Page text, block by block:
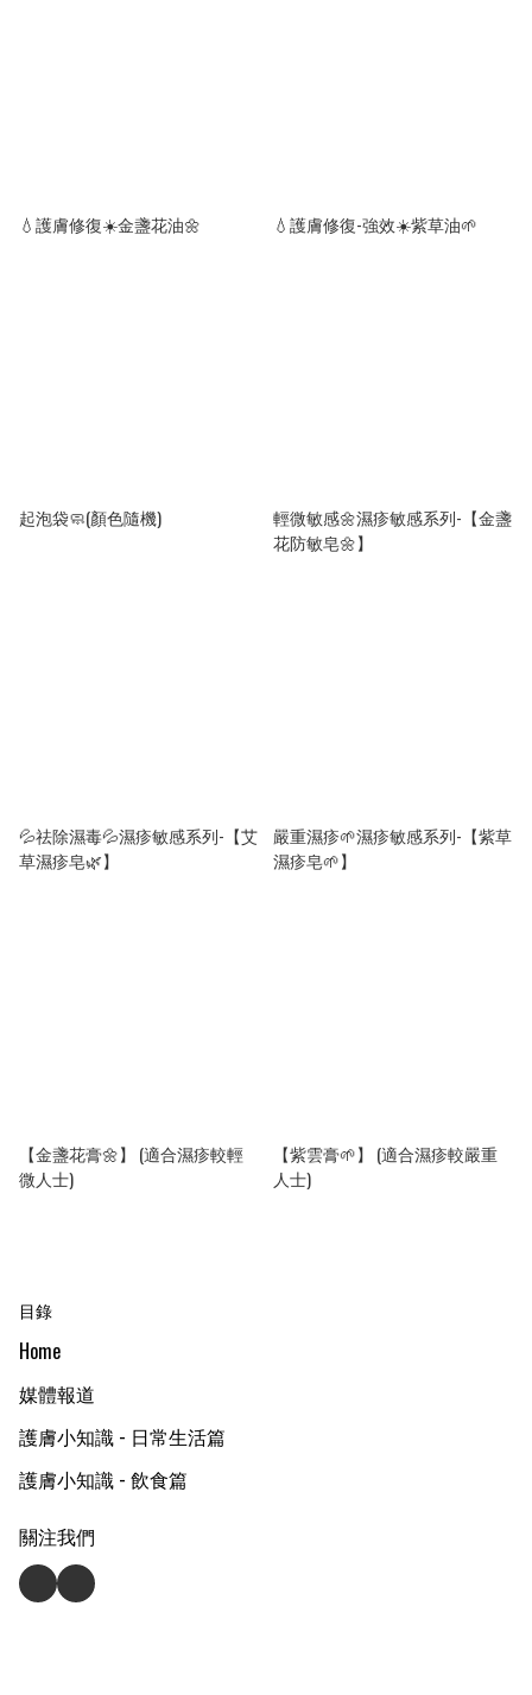
💧護膚修復☀️金盞花油🌼 💧護膚修復-強效☀️紫草油🌱
起泡袋🧼(顏色隨機)
輕微敏感🌼濕疹敏感系列-【金盞
花防敏皂🌼】
💦祛除濕毒💦濕疹敏感系列-【艾
草濕疹皂🌿】
嚴重濕疹🌱濕疹敏感系列-【紫草
濕疹皂🌱】
【金盞花膏🌼】 (適合濕疹較輕
微人士)
【紫雲膏🌱】 (適合濕疹較嚴重
人士)
目錄
Home
媒體報道
護膚小知識 - 日常生活篇
護膚小知識 - 飲食篇
關注我們